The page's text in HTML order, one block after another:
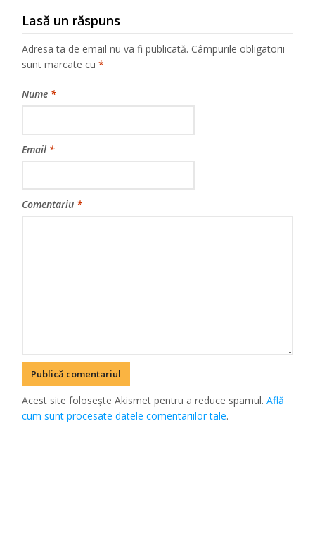
Lasă un răspuns
Adresa ta de email nu va fi publicată. Câmpurile obligatorii
sunt marcate cu*
Nume *
Email *
Comentariu *
Acest site folosește Akismet pentru a reduce spamul.Află
cum sunt procesate datele comentariilor tale.